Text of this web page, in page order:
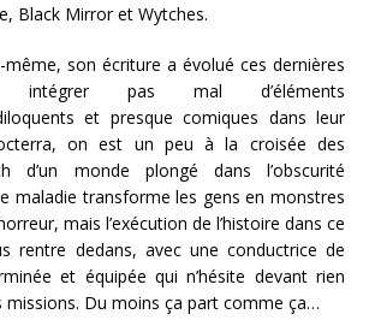
Black Mirror et Wytches.
même, son écriture a évolué ces dernières
intégrer pas mal d’éléments
et presque comiques dans leur
on est un peu à la croisée des
d’un monde plongé dans l’obscurité
maladie transforme les gens en monstres
mais l’exécution de l’histoire dans ce
rentre dedans, avec une conductrice de
et équipée qui n’hésite devant rien
missions. Du moins ça part comme ça…